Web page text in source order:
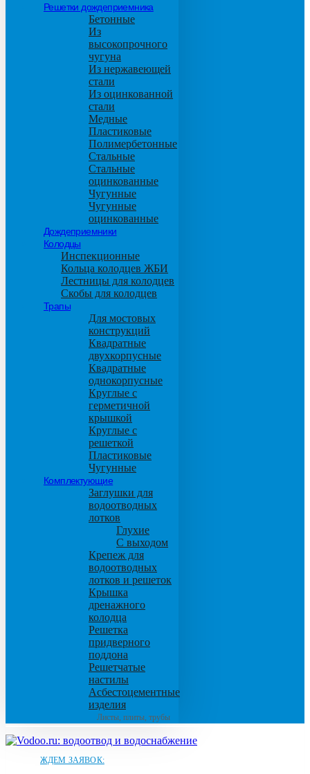
Решетки дождеприемника
Бетонные
Из
высокопрочного
чугуна
Из нержавеющей
стали
Из оцинкованной
стали
Медные
Пластиковые
Полимербетонные
Стальные
Стальные
оцинкованные
Чугунные
Чугунные
оцинкованные
Дождеприемники
Колодцы
Инспекционные
Кольца колодцев ЖБИ
Лестницы для колодцев
Скобы для колодцев
Трапы
Для мостовых
конструкций
Квадратные
двухкорпусные
Квадратные
однокорпусные
Круглые с
герметичной
крышкой
Круглые с
решеткой
Пластиковые
Чугунные
Комплектующие
Заглушки для
водоотводных
лотков
Глухие
С выходом
Крепеж для
водоотводных
лотков и решеток
Крышка
дренажного
колодца
Решетка
придверного
поддона
Решетчатые
настилы
Асбестоцементные
изделия
Листы, плиты, трубы
ЖДЕМ ЗАЯВОК: